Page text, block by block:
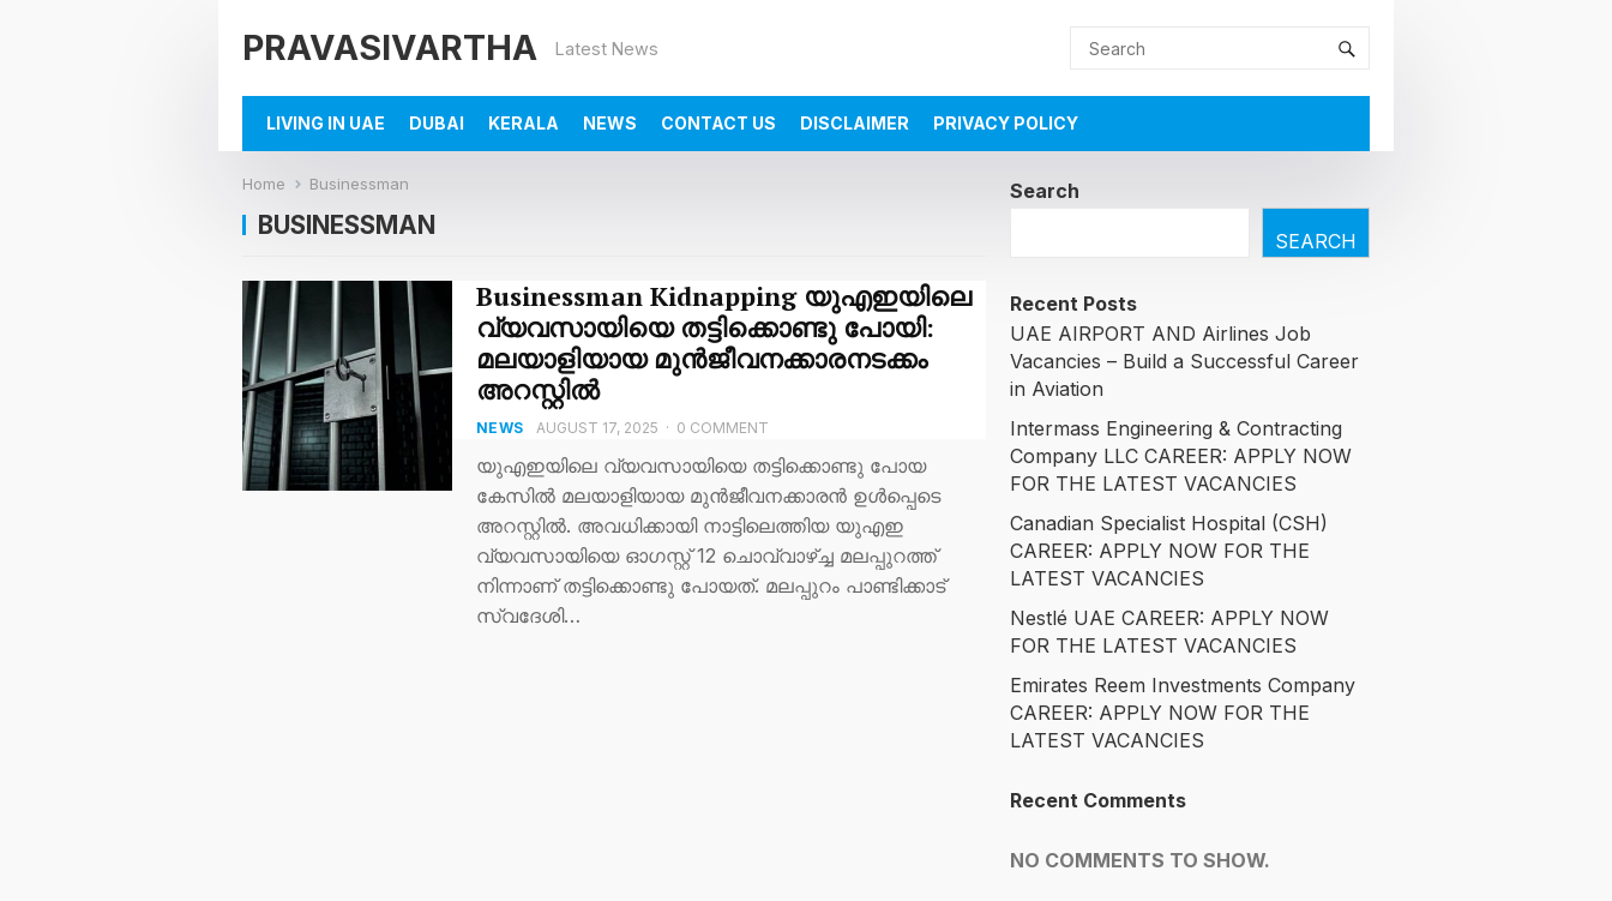
PRAVASIVARTHA Latest News
LIVING IN UAE DUBAI KERALA NEWS CONTACT US DISCLAIMER PRIVACY POLICY
Home Businessman
BUSINESSMAN
Businessman Kidnapping യുഎഇയിലെ
വ്യവസായിയെ തട്ടിക്കൊണ്ടു പോയി:
മലയാളിയായ മുൻജീവനക്കാരനടക്കം
അറസ്റ്റിൽ
NEWS AUGUST 17, 2025 · 0 COMMENT
യുഎഇയിലെ വ്യവസായിയെ തട്ടിക്കൊണ്ടു പോയ
കേസിൽ മലയാളിയായ മുൻജീവനക്കാരൻ ഉൾപ്പെടെ
അറസ്റ്റിൽ. അവധിക്കായി നാട്ടിലെത്തിയ യുഎഇ
വ്യവസായിയെ ഓഗസ്റ്റ് 12 ചൊവ്വാഴ്ച്ച മലപ്പുറത്ത്
നിന്നാണ് തട്ടിക്കൊണ്ടു പോയത്. മലപ്പുറം പാണ്ടിക്കാട്
സ്വദേശി…
Search
SEARCH
Recent Posts
UAE AIRPORT AND Airlines Job
Vacancies – Build a Successful Career
in Aviation
Intermass Engineering & Contracting
Company LLC CAREER: APPLY NOW
FOR THE LATEST VACANCIES
Canadian Specialist Hospital (CSH)
CAREER: APPLY NOW FOR THE
LATEST VACANCIES
Nestlé UAE CAREER: APPLY NOW
FOR THE LATEST VACANCIES
Emirates Reem Investments Company
CAREER: APPLY NOW FOR THE
LATEST VACANCIES
Recent Comments
NO COMMENTS TO SHOW.